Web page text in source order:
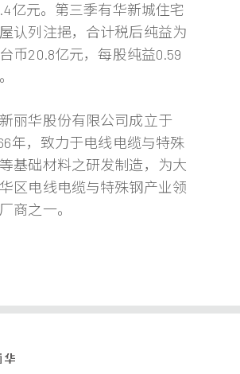
亿元。第三季有华新城住宅
认列注挹，合计税后纯益为
币20.8亿元，每股纯益0.59
丽华股份有限公司成立于
年，致力于电线电缆与特殊
基础材料之研发制造，为大
区电线电缆与特殊钢产业领
商之一。